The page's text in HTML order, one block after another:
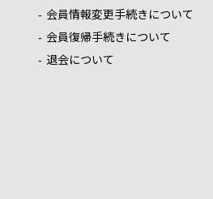
会員情報変更手続きについて
会員復帰手続きについて
退会について